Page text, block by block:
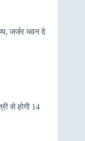
जर्जर भवन दे
से होगी 14